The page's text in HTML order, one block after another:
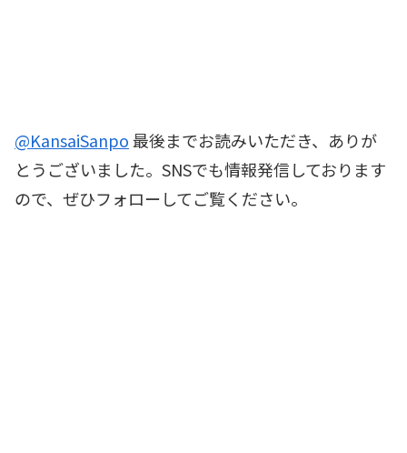
@KansaiSanpo最後までお読みいただき、ありが
とうございました。SNSでも情報発信しております
ので、ぜひフォローしてご覧ください。